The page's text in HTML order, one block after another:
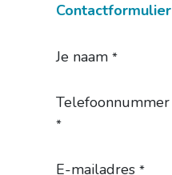
Contactformulier
Je naam *
Telefoonnummer
*
E-mailadres *